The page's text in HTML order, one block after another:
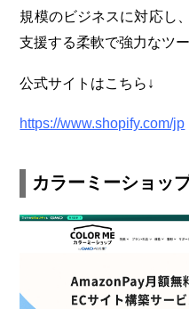
規模のビジネスに対応し
支援する柔軟で強力なツー
公式サイトはこちら↓
https://www.shopify.com/jp
カラーミーショッ